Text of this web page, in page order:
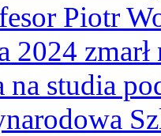
Piotr
2024
na studia